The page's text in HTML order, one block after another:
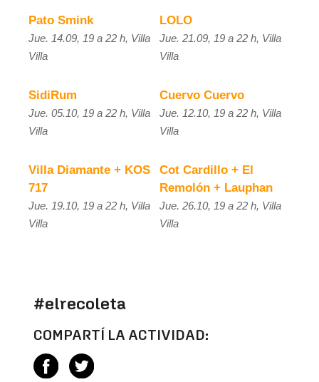
Pato Smink
Jue. 14.09, 19 a 22 h, Villa
Villa
LOLO
Jue. 21.09, 19 a 22 h, Villa
Villa
SidiRum
Jue. 05.10, 19 a 22 h, Villa
Villa
Cuervo Cuervo
Jue. 12.10, 19 a 22 h, Villa
Villa
Villa Diamante + KOS
717
Jue. 19.10, 19 a 22 h, Villa
Villa
Cot Cardillo + El
Remolón + Lauphan
Jue. 26.10, 19 a 22 h, Villa
Villa
#elrecoleta
COMPARTÍ LA ACTIVIDAD: